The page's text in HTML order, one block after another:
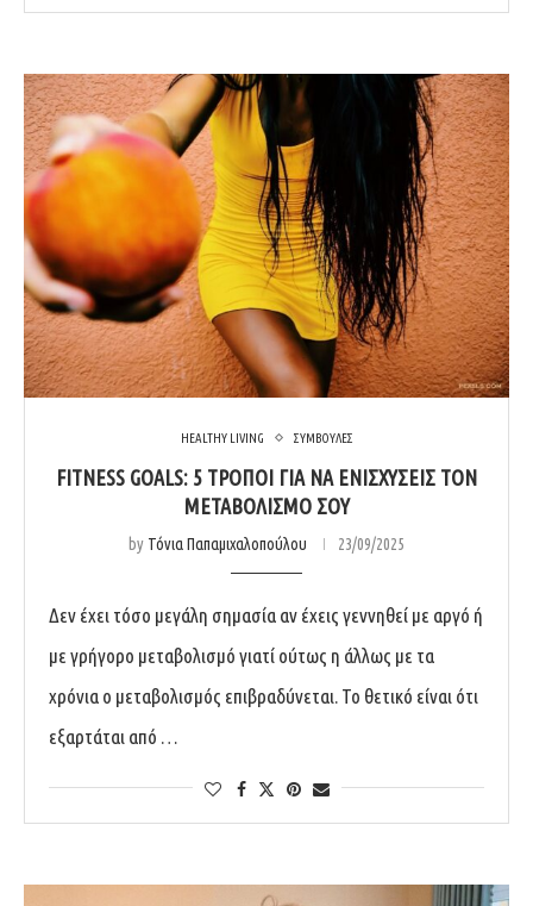
HEALTHY LIVING ΣΥΜΒΟΥΛΕΣ
FITNESS GOALS: 5 ΤΡΌΠΟΙ ΓΙΑ ΝΑ ΕΝΙΣΧΎΣΕΙΣ ΤΟΝ
ΜΕΤΑΒΟΛΙΣΜΌ ΣΟΥ
by Τόνια Παπαμιχαλοπούλου 23/09/2025
Δεν έχει τόσο μεγάλη σημασία αν έχεις γεννηθεί με αργό ή
με γρήγορο μεταβολισμό γιατί ούτως η άλλως με τα
χρόνια ο μεταβολισμός επιβραδύνεται. Το θετικό είναι ότι
εξαρτάται από …